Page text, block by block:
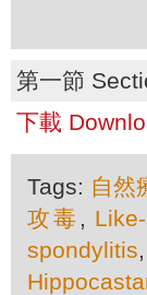
第一節
下載
Tags: 自然
攻毒 ,
spondylitis,